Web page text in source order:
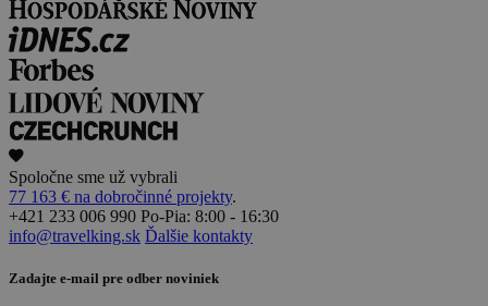
Spoločne sme už vybrali
77 163 € na dobročinné projekty.
+421 233 006 990 Po-Pia: 8:00 - 16:30
info@travelking.sk Ďalšie kontakty
Zadajte e-mail pre odber noviniek